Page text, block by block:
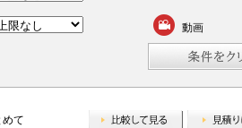
動画
て 比較して